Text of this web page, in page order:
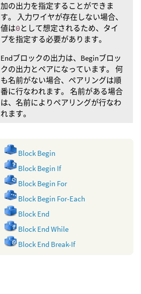
加の出力を指定することができま
す。 入力ワイヤが存在しない場合、
値は0として想定されるため、タイ
プを指定する必要があります。
Endブロックの出力は、Beginブロッ
クの出力とペアになっています。 何
も名前がない場合、ペアリングは順
番に行なわれます。 名前がある場合
は、名前によりペアリングが行なわ
れます。
Block Begin
Block Begin If
Block Begin For
Block Begin For-Each
Block End
Block End While
Block End Break-If